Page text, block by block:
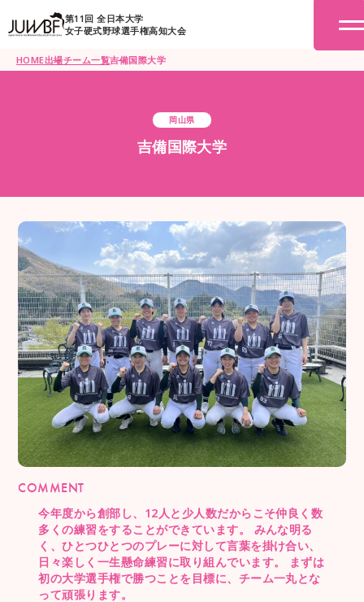
第11回 全日本大学
女子硬式野球選手権高知大会
HOME出場チーム一覧吉備国際大学
岡山県
吉備国際大学
COMMENT
今年度から創部し、12人と少人数だからこそ仲良く数
多くの練習をすることができています。 みんな明る
く、ひとつひとつのプレーに対して言葉を掛け合い、
日々楽しく一生懸命練習に取り組んでいます。 まずは
初の大学選手権で勝つことを目標に、チーム一丸とな
って頑張ります。